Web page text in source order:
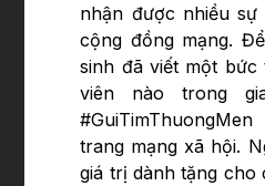
nhận được nhiều sự
cộng đồng mạng.
sinh đã viết một
viên nào trong
trang mạng xã hội.
giá trị dành tặng cho